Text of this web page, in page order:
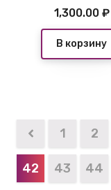
1,300.00 ₽
В корзину
1 2
42 43 44